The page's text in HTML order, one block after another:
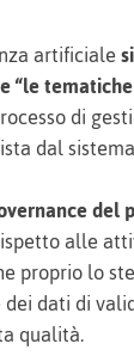
artificiale
“le
di
dal
del
alle
proprio lo
dati di
qualità.